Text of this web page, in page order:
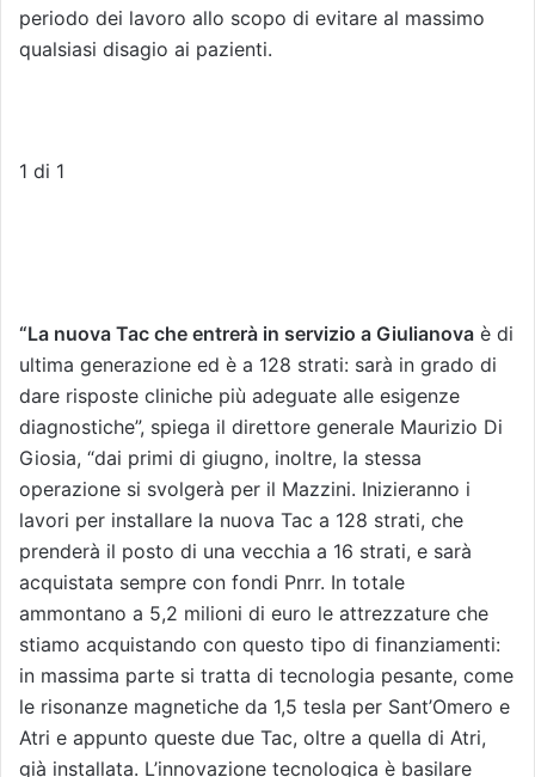
periodo dei lavoro allo scopo di evitare al massimo
qualsiasi disagio ai pazienti.
1 di 1
“La nuova Tac che entrerà in servizio a Giulianova è di
ultima generazione ed è a 128 strati: sarà in grado di
dare risposte cliniche più adeguate alle esigenze
diagnostiche”, spiega il direttore generale Maurizio Di
Giosia, “dai primi di giugno, inoltre, la stessa
operazione si svolgerà per il Mazzini. Inizieranno i
lavori per installare la nuova Tac a 128 strati, che
prenderà il posto di una vecchia a 16 strati, e sarà
acquistata sempre con fondi Pnrr. In totale
ammontano a 5,2 milioni di euro le attrezzature che
stiamo acquistando con questo tipo di finanziamenti:
in massima parte si tratta di tecnologia pesante, come
le risonanze magnetiche da 1,5 tesla per Sant’Omero e
Atri e appunto queste due Tac, oltre a quella di Atri,
già installata. L’innovazione tecnologica è basilare